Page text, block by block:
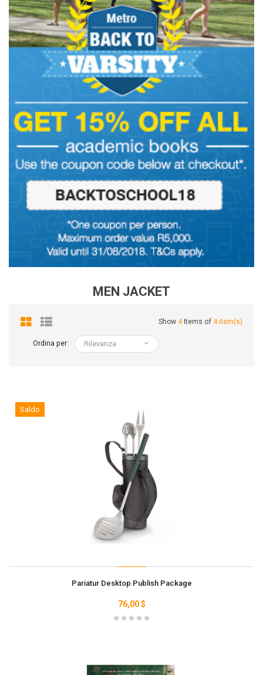
MEN JACKET
Show 4Items of 4 item(s)
Ordina per: Rilevanza
Saldo
Pariatur Desktop Publish Package
76,00 $